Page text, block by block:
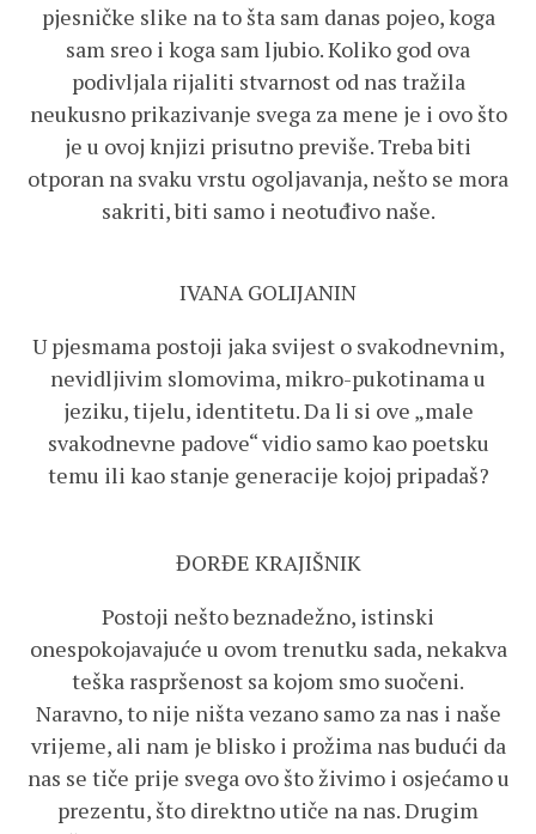
pjesničke slike na to šta sam danas pojeo, koga
sam sreo i koga sam ljubio. Koliko god ova
podivljala rijaliti stvarnost od nas tražila
neukusno prikazivanje svega za mene je i ovo što
je u ovoj knjizi prisutno previše. Treba biti
otporan na svaku vrstu ogoljavanja, nešto se mora
sakriti, biti samo i neotuđivo naše.
IVANA GOLIJANIN
U pjesmama postoji jaka svijest o svakodnevnim,
nevidljivim slomovima, mikro-pukotinama u
jeziku, tijelu, identitetu. Da li si ove „male
svakodnevne padove“ vidio samo kao poetsku
temu ili kao stanje generacije kojoj pripadaš?
ĐORĐE KRAJIŠNIK
Postoji nešto beznadežno, istinski
onespokojavajuće u ovom trenutku sada, nekakva
teška raspršenost sa kojom smo suočeni.
Naravno, to nije ništa vezano samo za nas i naše
vrijeme, ali nam je blisko i prožima nas budući da
nas se tiče prije svega ovo što živimo i osjećamo u
prezentu, što direktno utiče na nas. Drugim